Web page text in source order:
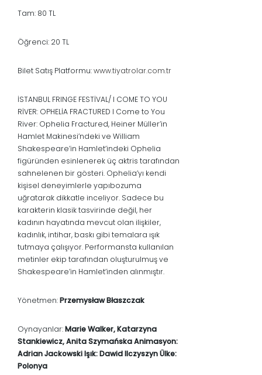
Tam: 80 TL
Öğrenci: 20 TL
Bilet Satış Platformu:www.tiyatrolar.com.tr
İSTANBUL FRINGE FESTİVAL/ I COME TO YOU
RİVER: OPHELİA FRACTURED I Come to You
River: Ophelia Fractured, Heiner Müller’in
Hamlet Makinesi’ndeki ve William
Shakespeare’in Hamlet’indeki Ophelia
figüründen esinlenerek üç aktris tarafından
sahnelenen bir gösteri. Ophelia’yı kendi
kişisel deneyimlerle yapıbozuma
uğratarak dikkatle inceliyor. Sadece bu
karakterin klasik tasvirinde değil, her
kadının hayatında mevcut olan ilişkiler,
kadınlık, intihar, baskı gibi temalara ışık
tutmaya çalışıyor. Performansta kullanılan
metinler ekip tarafından oluşturulmuş ve
Shakespeare’in Hamlet’inden alınmıştır.
Yönetmen:Przemysław Błaszczak
Oynayanlar:Marie Walker, Katarzyna
Stankiewicz, Anita Szymańska Animasyon:
Adrian Jackowski Işık: Dawid Ilczyszyn Ülke:
Polonya